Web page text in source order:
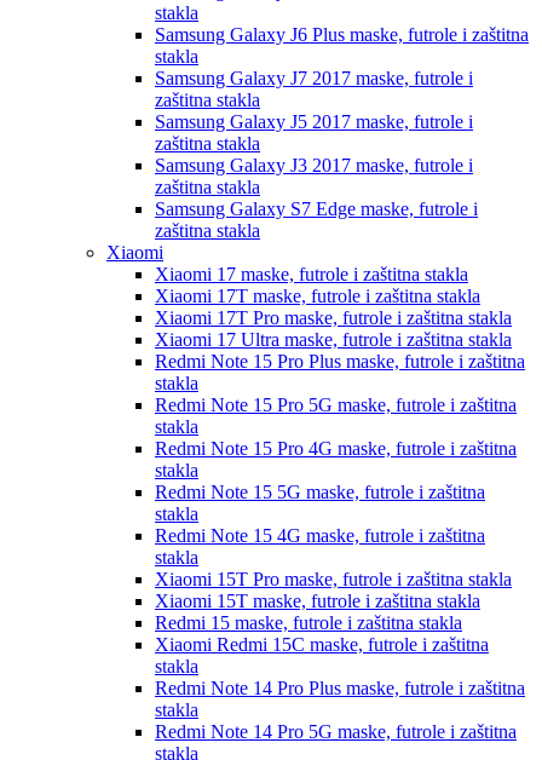
stakla
Samsung Galaxy J6 Plus maske, futrole i zaštitna
stakla
Samsung Galaxy J7 2017 maske, futrole i
zaštitna stakla
Samsung Galaxy J5 2017 maske, futrole i
zaštitna stakla
Samsung Galaxy J3 2017 maske, futrole i
zaštitna stakla
Samsung Galaxy S7 Edge maske, futrole i
zaštitna stakla
Xiaomi
Xiaomi 17 maske, futrole i zaštitna stakla
Xiaomi 17T maske, futrole i zaštitna stakla
Xiaomi 17T Pro maske, futrole i zaštitna stakla
Xiaomi 17 Ultra maske, futrole i zaštitna stakla
Redmi Note 15 Pro Plus maske, futrole i zaštitna
stakla
Redmi Note 15 Pro 5G maske, futrole i zaštitna
stakla
Redmi Note 15 Pro 4G maske, futrole i zaštitna
stakla
Redmi Note 15 5G maske, futrole i zaštitna
stakla
Redmi Note 15 4G maske, futrole i zaštitna
stakla
Xiaomi 15T Pro maske, futrole i zaštitna stakla
Xiaomi 15T maske, futrole i zaštitna stakla
Redmi 15 maske, futrole i zaštitna stakla
Xiaomi Redmi 15C maske, futrole i zaštitna
stakla
Redmi Note 14 Pro Plus maske, futrole i zaštitna
stakla
Redmi Note 14 Pro 5G maske, futrole i zaštitna
stakla